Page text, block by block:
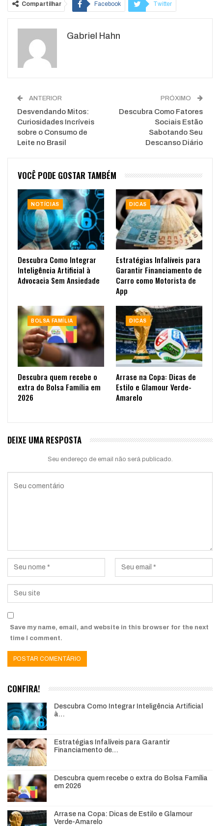
Compartilhar Facebook Twitter
WhatsApp
Gabriel Hahn
ANTERIOR
Desvendando Mitos:
Curiosidades Incríveis
sobre o Consumo de
Leite no Brasil
PRÓXIMO
Descubra Como Fatores
Sociais Estão
Sabotando Seu
Descanso Diário
VOCÊ PODE GOSTAR TAMBÉM
NOTÍCIAS
Descubra Como Integrar
Inteligência Artificial à
Advocacia Sem Ansiedade
DICAS
Estratégias Infalíveis para
Garantir Financiamento de
Carro como Motorista de
App
BOLSA FAMÍLIA
Descubra quem recebe o
extra do Bolsa Família em
2026
DICAS
Arrase na Copa: Dicas de
Estilo e Glamour Verde-
Amarelo
DEIXE UMA RESPOSTA
Seu endereço de email não será publicado.
Save my name, email, and website in this browser for the next
time I comment.
CONFIRA!
Descubra Como Integrar Inteligência Artificial
à…
Estratégias Infalíveis para Garantir
Financiamento de…
Descubra quem recebe o extra do Bolsa Família
em 2026
Arrase na Copa: Dicas de Estilo e Glamour
Verde-Amarelo